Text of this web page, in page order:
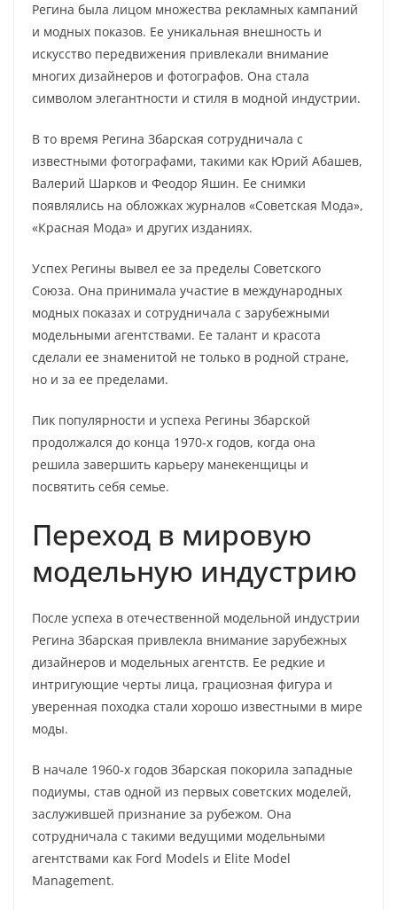
Регина была лицом множества рекламных кампаний
и модных показов. Ее уникальная внешность и
искусство передвижения привлекали внимание
многих дизайнеров и фотографов. Она стала
символом элегантности и стиля в модной индустрии.
В то время Регина Збарская сотрудничала с
известными фотографами, такими как Юрий Абашев,
Валерий Шарков и Феодор Яшин. Ее снимки
появлялись на обложках журналов «Советская Мода»,
«Красная Мода» и других изданиях.
Успех Регины вывел ее за пределы Советского
Союза. Она принимала участие в международных
модных показах и сотрудничала с зарубежными
модельными агентствами. Ее талант и красота
сделали ее знаменитой не только в родной стране,
но и за ее пределами.
Пик популярности и успеха Регины Збарской
продолжался до конца 1970-х годов, когда она
решила завершить карьеру манекенщицы и
посвятить себя семье.
Переход в мировую
модельную индустрию
После успеха в отечественной модельной индустрии
Регина Збарская привлекла внимание зарубежных
дизайнеров и модельных агентств. Ее редкие и
интригующие черты лица, грациозная фигура и
уверенная походка стали хорошо известными в мире
моды.
В начале 1960-х годов Збарская покорила западные
подиумы, став одной из первых советских моделей,
заслужившей признание за рубежом. Она
сотрудничала с такими ведущими модельными
агентствами как Ford Models и Elite Model
Management.